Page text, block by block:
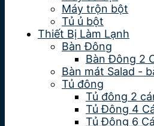
Máy trộn bột
Tủ ủ bột
Thiết Bị Làm Lạnh
Bàn Đông
Bàn Đông 2
Bàn mát Salad -
Tủ đông
Tủ đông 2
Tủ Đông 4
Tủ Đông 6